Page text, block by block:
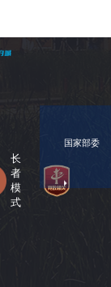
长
者
模
式
国家部委